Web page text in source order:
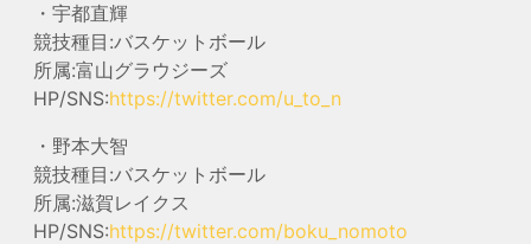
・宇都直輝
競技種目:バスケットボール
所属:富山グラウジーズ
HP/SNS:https://twitter.com/u_to_n
・野本大智
競技種目:バスケットボール
所属:滋賀レイクス
HP/SNS:https://twitter.com/boku_nomoto